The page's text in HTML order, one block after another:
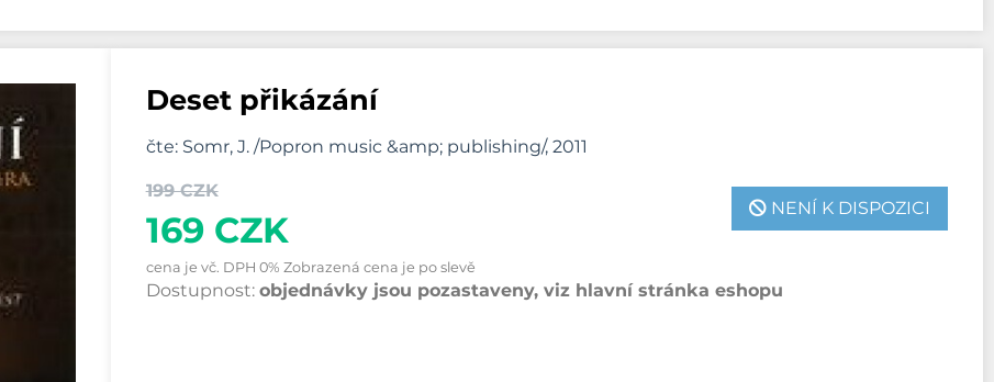
Deset přikázání
čte: Somr, J. /Popron music &amp; publishing/, 2011
199 CZK
169 CZK
NENÍ K DISPOZICI
cena je vč. DPH 0% Zobrazená cena je po slevě
Dostupnost: objednávky jsou pozastaveny, viz hlavní stránka eshopu